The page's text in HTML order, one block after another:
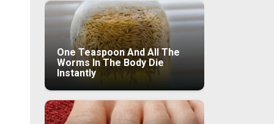
One Teaspoon And All The
Worms In The Body Die
Instantly